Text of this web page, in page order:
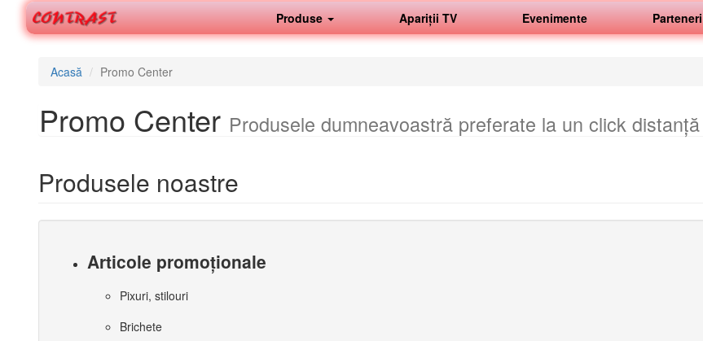
Produse Apariții TV Evenimente Parteneri
Acasă Promo Center
Promo Center Produsele dumneavoastră preferate la un click distanță
Produsele noastre
Articole promoționale
Pixuri, stilouri
Brichete